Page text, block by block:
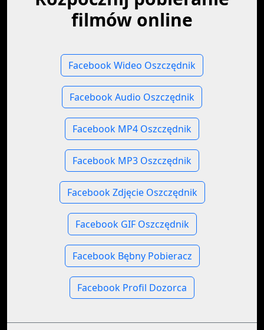
filmów online
Facebook Wideo Oszczędnik
Facebook Audio Oszczędnik
Facebook MP4 Oszczędnik
Facebook MP3 Oszczędnik
Facebook Zdjęcie Oszczędnik
Facebook GIF Oszczędnik
Facebook Bębny Pobieracz
Facebook Profil Dozorca